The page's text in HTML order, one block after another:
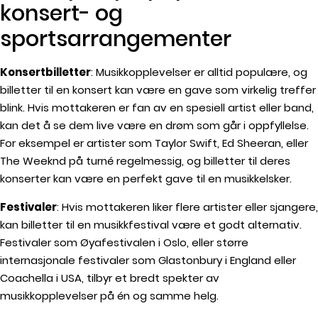
konsert- og
sportsarrangementer
Konsertbilletter: Musikkopplevelser er alltid populære, og
billetter til en konsert kan være en gave som virkelig treffer
blink. Hvis mottakeren er fan av en spesiell artist eller band,
kan det å se dem live være en drøm som går i oppfyllelse.
For eksempel er artister som Taylor Swift, Ed Sheeran, eller
The Weeknd på turné regelmessig, og billetter til deres
konserter kan være en perfekt gave til en musikkelsker.
Festivaler: Hvis mottakeren liker flere artister eller sjangere,
kan billetter til en musikkfestival være et godt alternativ.
Festivaler som Øyafestivalen i Oslo, eller større
internasjonale festivaler som Glastonbury i England eller
Coachella i USA, tilbyr et bredt spekter av
musikkopplevelser på én og samme helg.